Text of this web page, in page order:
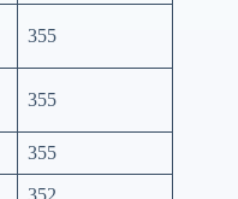
355
355
355
352